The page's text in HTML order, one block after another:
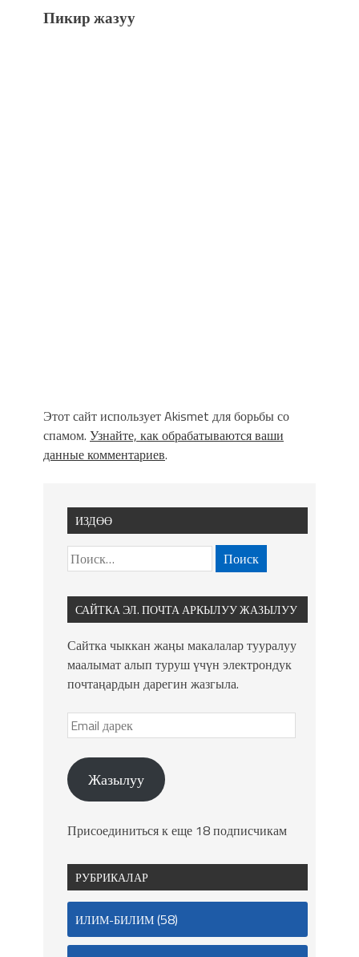
Пикир жазуу
Этот сайт использует Akismet для борьбы со
спамом. Узнайте, как обрабатываются ваши
данные комментариев.
ИЗДӨӨ
САЙТКА ЭЛ. ПОЧТА АРКЫЛУУ ЖАЗЫЛУУ
Сайтка чыккан жаңы макалалар тууралуу
маалымат алып туруш үчүн электрондук
почтаңардын дарегин жазгыла.
Жазылуу
Присоединиться к еще 18 подписчикам
РУБРИКАЛАР
ИЛИМ-БИЛИМ(58)